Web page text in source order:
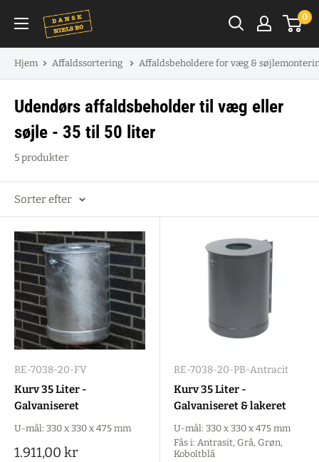
indhold
0
Hjem Affaldssortering Affaldsbeholdere for væg &
Udendørs affaldsbeholder til væg eller
søjle - 35 til 50 liter
5 produkter
Sorter efter
RE-7038-20-FV
Kurv 35 Liter -
Galvaniseret
U-mål: 330 x 330 x 475 mm
Salgspris
1.911,00 kr
RE-7038-20-PB-Antracit
Kurv 35 Liter -
Galvaniseret & lakeret
U-mål: 330 x 330 x 475 mm
Fås i: Antrasit, Grå, Grøn,
Koboltblå